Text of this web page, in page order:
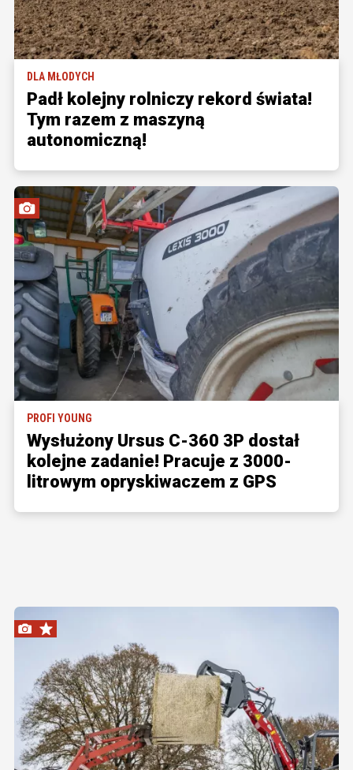
DLA MŁODYCH
Padł kolejny rolniczy rekord świata!
Tym razem z maszyną
autonomiczną!
PROFI YOUNG
Wysłużony Ursus C-360 3P dostał
kolejne zadanie! Pracuje z 3000-
litrowym opryskiwaczem z GPS